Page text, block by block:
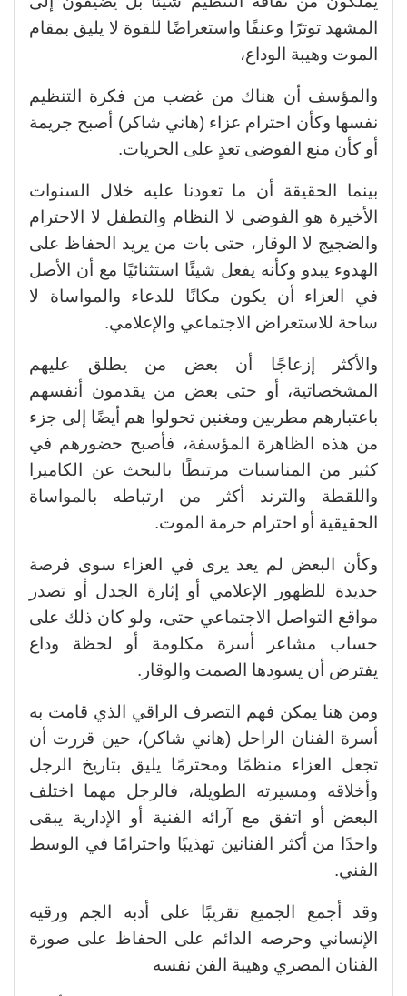
المشهد توترًا وعنفًا واستعراضًا للقوة لا يليق بمقام
الموت وهيبة الوداع،
والمؤسف أن هناك من غضب من فكرة التنظيم
نفسها وكأن احترام عزاء (هاني شاكر) أصبح جريمة
أو كأن منع الفوضى تعدٍ على الحريات.
بينما الحقيقة أن ما تعودنا عليه خلال السنوات
الأخيرة هو الفوضى لا النظام والتطفل لا الاحترام
والضجيج لا الوقار، حتى بات من يريد الحفاظ على
الهدوء يبدو وكأنه يفعل شيئًا استثنائيًا مع أن الأصل
في العزاء أن يكون مكانًا للدعاء والمواساة لا
ساحة للاستعراض الاجتماعي والإعلامي.
والأكثر إزعاجًا أن بعض من يطلق عليهم
المشخصاتية، أو حتى بعض من يقدمون أنفسهم
باعتبارهم مطربين ومغنين تحولوا هم أيضًا إلى جزء
من هذه الظاهرة المؤسفة، فأصبح حضورهم في
كثير من المناسبات مرتبطًا بالبحث عن الكاميرا
واللقطة والترند أكثر من ارتباطه بالمواساة
الحقيقية أو احترام حرمة الموت.
وكأن البعض لم يعد يرى في العزاء سوى فرصة
جديدة للظهور الإعلامي أو إثارة الجدل أو تصدر
مواقع التواصل الاجتماعي حتى، ولو كان ذلك على
حساب مشاعر أسرة مكلومة أو لحظة وداع
يفترض أن يسودها الصمت والوقار.
ومن هنا يمكن فهم التصرف الراقي الذي قامت به
أسرة الفنان الراحل (هاني شاكر)، حين قررت أن
تجعل العزاء منظمًا ومحترمًا يليق بتاريخ الرجل
وأخلاقه ومسيرته الطويلة، فالرجل مهما اختلف
البعض أو اتفق مع آرائه الفنية أو الإدارية يبقى
واحدًا من أكثر الفنانين تهذيبًا واحترامًا في الوسط
الفني.
وقد أجمع الجميع تقريبًا على أدبه الجم ورقيه
الإنساني وحرصه الدائم على الحفاظ على صورة
الفنان المصري وهيبة الفن نفسه